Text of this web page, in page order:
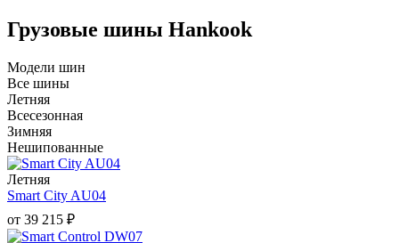
Грузовые шины Hankook
Модели шин
Все шины
Летняя
Всесезонная
Зимняя
Нешипованные
Летняя
Smart City AU04
от 39 215 ₽